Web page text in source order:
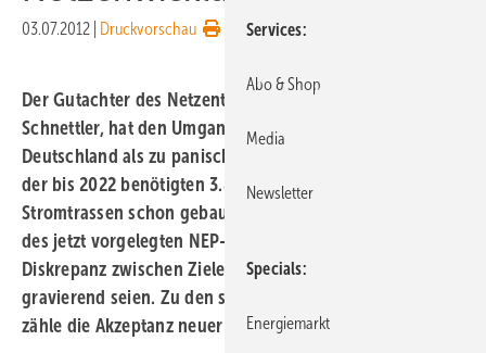
03.07.2012 Druckvorschau
Der Gutachter des Netzentwicklungsplanes (NEP), Armin
Schnettler, hat den Umgang mit dem Netzausbau in
Deutschland als zu panisch kritisiert. Zwar seien nur 200
der bis 2022 benötigten 3.800 Kilometer neuer
Stromtrassen schon gebaut. Doch eine genauere Analyse
des jetzt vorgelegten NEP-Entwurfs zeige, dass die
Diskrepanz zwischen Zielen und Realität weniger
gravierend seien. Zu den schwersten Herausforderungen
zähle die Akzeptanz neuer Leitungen in der Bevölkerung.
Services
Abo & Shop
Media
Newsletter
Specials
Energiemarkt